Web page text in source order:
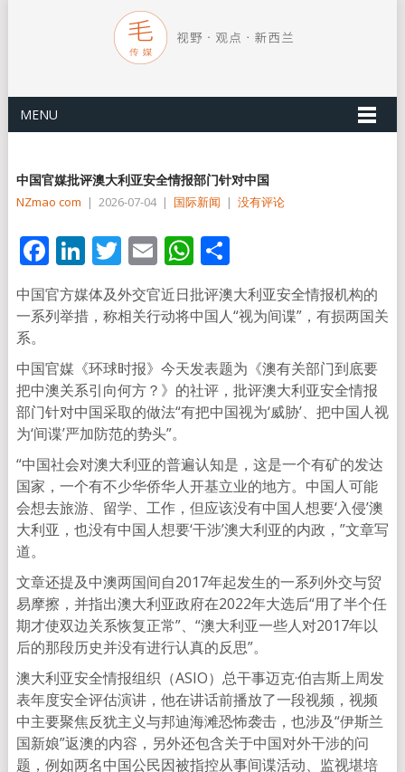
MENU
中国官媒批评澳大利亚安全情报部门针对中国
NZmao com | 2026-07-04 | 国际新闻 | 没有评论
Facebook
LinkedIn
Twitter
EmailWhatsApp
分
享
中国官方媒体及外交官近日批评澳大利亚安全情报机构的
一系列举措，称相关行动将中国人“视为间谍”，有损两国关
系。
中国官媒《环球时报》今天发表题为《澳有关部门到底要
把中澳关系引向何方？》的社评，批评澳大利亚安全情报
部门针对中国采取的做法“有把中国视为‘威胁’、把中国人视
为‘间谍’严加防范的势头”。
“中国社会对澳大利亚的普遍认知是，这是一个有矿的发达
国家，一个有不少华侨华人开基立业的地方。中国人可能
会想去旅游、留学、工作，但应该没有中国人想要‘入侵’澳
大利亚，也没有中国人想要‘干涉’澳大利亚的内政，”文章写
道。
文章还提及中澳两国间自2017年起发生的一系列外交与贸
易摩擦，并指出澳大利亚政府在2022年大选后“用了半个任
期才使双边关系恢复正常”、“澳大利亚一些人对2017年以
后的那段历史并没有进行认真的反思”。
澳大利亚安全情报组织（ASIO）总干事迈克·伯吉斯上周发
表年度安全评估演讲，他在讲话前播放了一段视频，视频
中主要聚焦反犹主义与邦迪海滩恐怖袭击，也涉及“伊斯兰
国新娘”返澳的内容，另外还包含关于中国对外干涉的问
题，例如两名中国公民因被指控从事间谍活动、监视堪培